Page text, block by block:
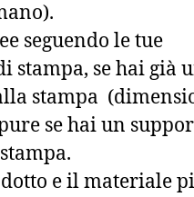
seguendo le tue
se hai già
stampa
se hai un
e il materiale